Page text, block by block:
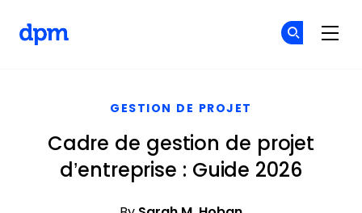
GESTION DE PROJET
Cadre de gestion de projet
d’entreprise : Guide 2026